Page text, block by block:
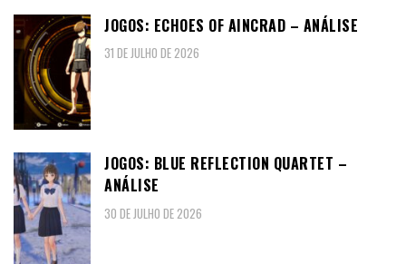
JOGOS: ECHOES OF AINCRAD – ANÁLISE
31 DE JULHO DE 2026
JOGOS: BLUE REFLECTION QUARTET –
ANÁLISE
30 DE JULHO DE 2026